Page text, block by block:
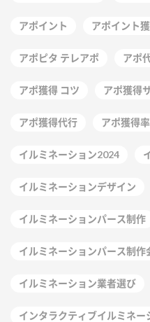
アポイント アポイント
アポピタ テレアポ アポ
アポ獲得 コツ アポ獲得
アポ獲得代行 アポ獲得
イルミネーション2024
イルミネーションデザイン
イルミネーションパース制作
イルミネーションパース制作
イルミネーション業者選び
インタラクティブイルミネー